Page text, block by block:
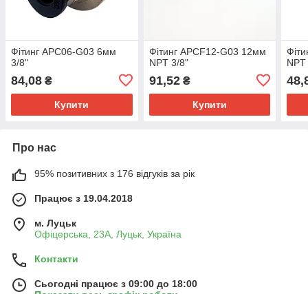
Фітинг APC06-G03 6мм
3/8"
84,08 ₴
Купити
Фітинг APCF12-G03 12мм
NPT 3/8"
91,52₴
Купити
Про нас
95% позитивних з 176 відгуків за рік
Працює з 19.04.2018
м. Луцьк
Офіцерська, 23А, Луцьк, Україна
Контакти
Сьогодні працює з 09:00 до 18:00